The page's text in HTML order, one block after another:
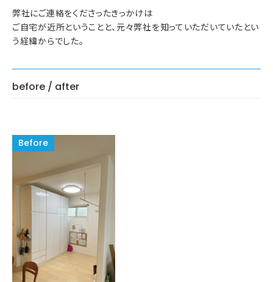
弊社にご連絡をくださったきっかけは
ご自宅が近所ということと、元々弊社を知っていただいていたとい
う経緯からでした。
before / after